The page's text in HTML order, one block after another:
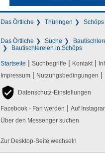
Das Örtliche Thüringen Schöps
Das Örtliche Suche
Bautischlereien in Schöps
Startseite | Suchbegriffe | Kontakt |
Impressum | Nutzungsbedingungen |
Datenschutz-Einstellungen
Facebook - Fan werden | Auf
Über den Messenger suchen
Zur Desktop-Seite wechseln